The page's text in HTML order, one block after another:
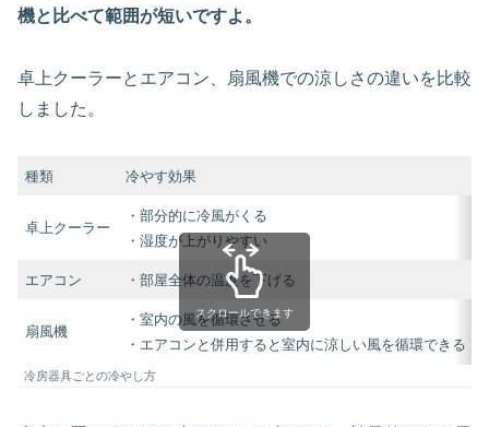
機と比べて範囲が短いですよ。
卓上クーラーとエアコン、扇風機での涼しさの違いを比較
しました。
種類 冷やす効果
卓上クーラー
・部分的に冷風がくる
・湿度が上がりやすい
エアコン ・部屋全体の温度を下げる
扇風機
・室内の風を循環させる
・エアコンと併用すると室内に涼しい風を循環できる
スクロールできます
冷房器具ごとの冷やし方